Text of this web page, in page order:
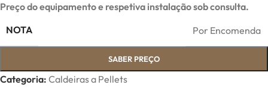
Preço do equipamento e respetiva instalação sob consulta.
NOTA
Por Encomenda
SABER PREÇO
Categoria: Caldeiras a Pellets